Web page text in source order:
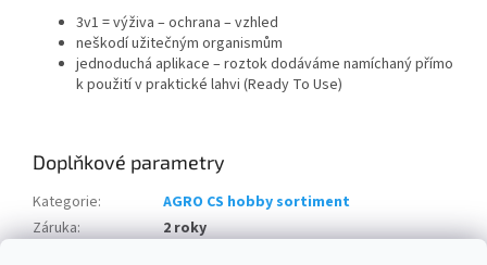
3v1 = výživa – ochrana – vzhled
neškodí užitečným organismům
jednoduchá aplikace – roztok dodáváme namíchaný přímo
k použití v praktické lahvi (Ready To Use)
Doplňkové parametry
Kategorie:
AGRO CS hobby sortiment
Záruka:
2 roky